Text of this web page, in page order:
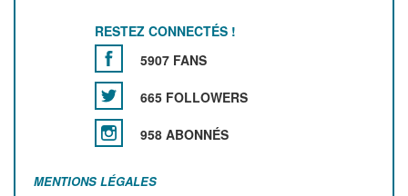
RESTEZ CONNECTÉS !
5907 FANS
665 FOLLOWERS
958 ABONNÉS
MENTIONS LÉGALES